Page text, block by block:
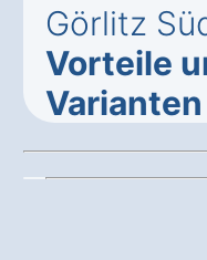
Görlitz
Vorteile
Varianten